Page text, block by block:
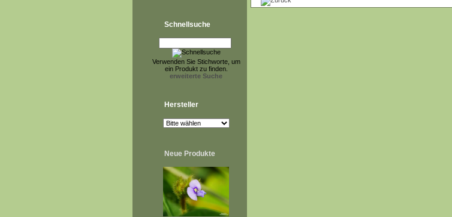
Schnellsuche
Verwenden Sie Stichworte, um
ein Produkt zu finden.
erweiterte Suche
Hersteller
Neue Produkte